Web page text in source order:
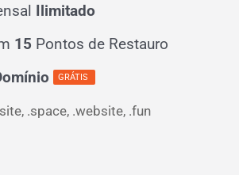
Ilimitado
15 Pontos de Restauro
GRÁTIS
.space, .website, .fun